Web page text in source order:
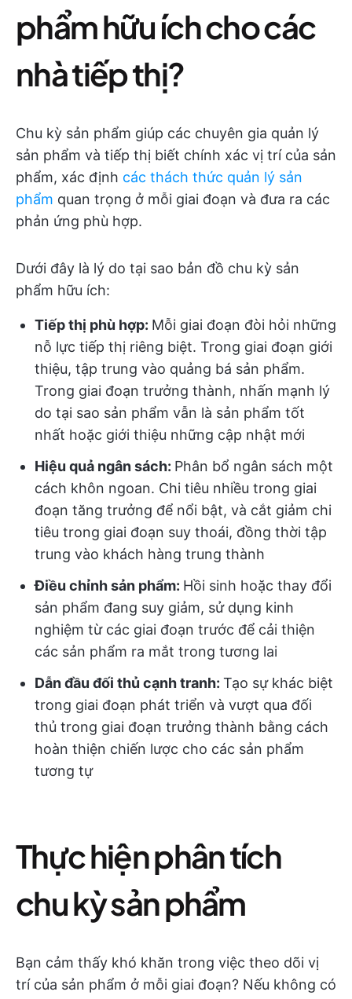
phẩm hữu ích cho các
nhà tiếp thị?
Chu kỳ sản phẩm giúp các chuyên gia quản lý
sản phẩm và tiếp thị biết chính xác vị trí của sản
phẩm, xác định các thách thức quản lý sản
phẩm quan trọng ở mỗi giai đoạn và đưa ra các
phản ứng phù hợp.
Dưới đây là lý do tại sao bản đồ chu kỳ sản
phẩm hữu ích:
Tiếp thị phù hợp: Mỗi giai đoạn đòi hỏi những
nỗ lực tiếp thị riêng biệt. Trong giai đoạn giới
thiệu, tập trung vào quảng bá sản phẩm.
Trong giai đoạn trưởng thành, nhấn mạnh lý
do tại sao sản phẩm vẫn là sản phẩm tốt
nhất hoặc giới thiệu những cập nhật mới
Hiệu quả ngân sách: Phân bổ ngân sách một
cách khôn ngoan. Chi tiêu nhiều trong giai
đoạn tăng trưởng để nổi bật, và cắt giảm chi
tiêu trong giai đoạn suy thoái, đồng thời tập
trung vào khách hàng trung thành
Điều chỉnh sản phẩm: Hồi sinh hoặc thay đổi
sản phẩm đang suy giảm, sử dụng kinh
nghiệm từ các giai đoạn trước để cải thiện
các sản phẩm ra mắt trong tương lai
Dẫn đầu đối thủ cạnh tranh: Tạo sự khác biệt
trong giai đoạn phát triển và vượt qua đối
thủ trong giai đoạn trưởng thành bằng cách
hoàn thiện chiến lược cho các sản phẩm
tương tự
Thực hiện phân tích
chu kỳ sản phẩm
Bạn cảm thấy khó khăn trong việc theo dõi vị
trí của sản phẩm ở mỗi giai đoạn? Nếu không có